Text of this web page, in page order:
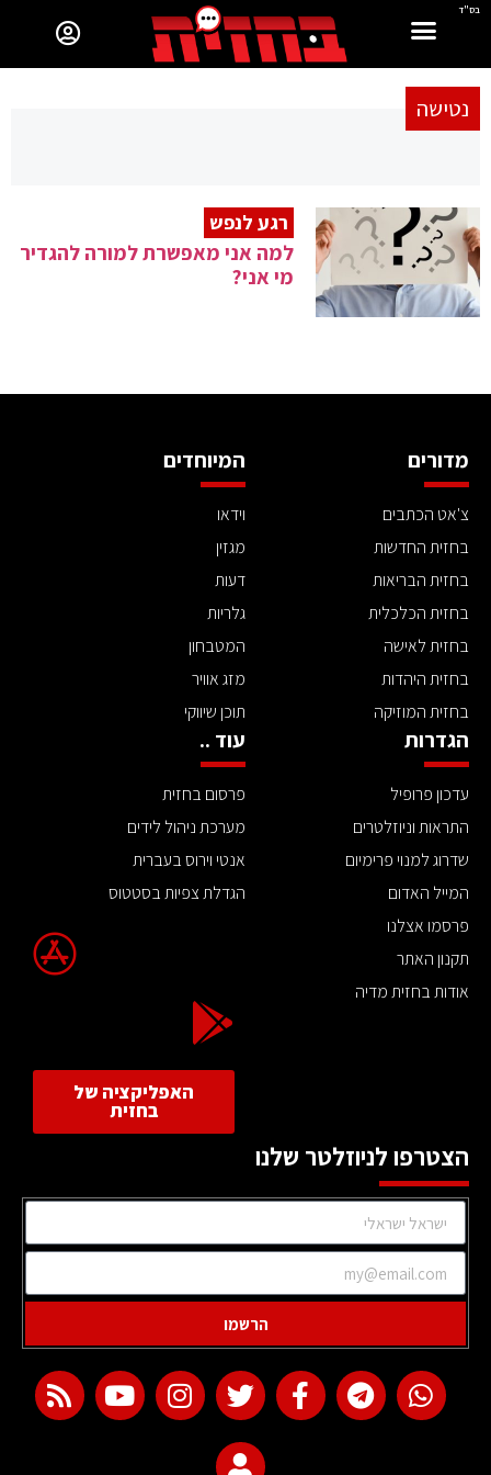
בס"ד
נטישה
רגע לנפש
למה אני מאפשרת למורה להגדיר
מי אני?
מדורים
צ'אט הכתבים
בחזית החדשות
בחזית הבריאות
בחזית הכלכלית
בחזית לאישה
בחזית היהדות
בחזית המוזיקה
המיוחדים
וידאו
מגזין
דעות
גלריות
המטבחון
מזג אוויר
תוכן שיווקי
הגדרות
עדכון פרופיל
התראות וניוזלטרים
שדרוג למנוי פרימיום
המייל האדום
פרסמו אצלנו
תקנון האתר
אודות בחזית מדיה
עוד ..
פרסום בחזית
מערכת ניהול לידים
אנטי וירוס בעברית
הגדלת צפיות בסטטוס
האפליקציה של
בחזית
הצטרפו לניוזלטר שלנו
הרשמו